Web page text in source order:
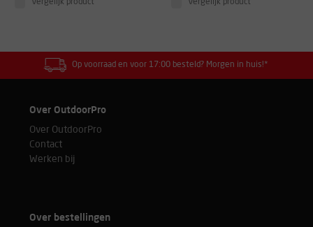
Vergelijk product Vergelijk product
Op voorraad en voor 17:00 besteld? Morgen in huis!*
Over OutdoorPro
Over OutdoorPro
Contact
Werken bij
Over bestellingen